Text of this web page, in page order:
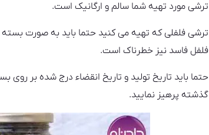
ترشی مورد تهیه شما سالم و ارگانیک است.
ترشی فلفلی که تهیه می کنید حتما باید به صورت
فلفل فاسد نیز خطرناک است.
حتما باید تاریخ تولید و تاریخ انقضاء درج شده بر
گذشته پرهیز نمایید.